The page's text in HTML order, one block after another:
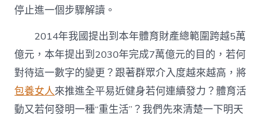
專
包
養
網
為
經
濟
停止進一個步驟解讀。
2014年我國提出到本年體育財產總範圍跨越5萬
億元，本年提出到2030年完成7萬億元的目的，若何
對待這一數字的變更？跟著群眾介入度越來越高，將
包養女人來推進全平易近健身若何連續發力？體育活
動又若何發明一種“重生活”？我們先來清楚一下明天